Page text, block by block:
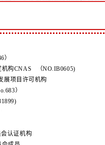
）
机构CNAS （NO.IB0605)
展项目许可机构
）
认证机构